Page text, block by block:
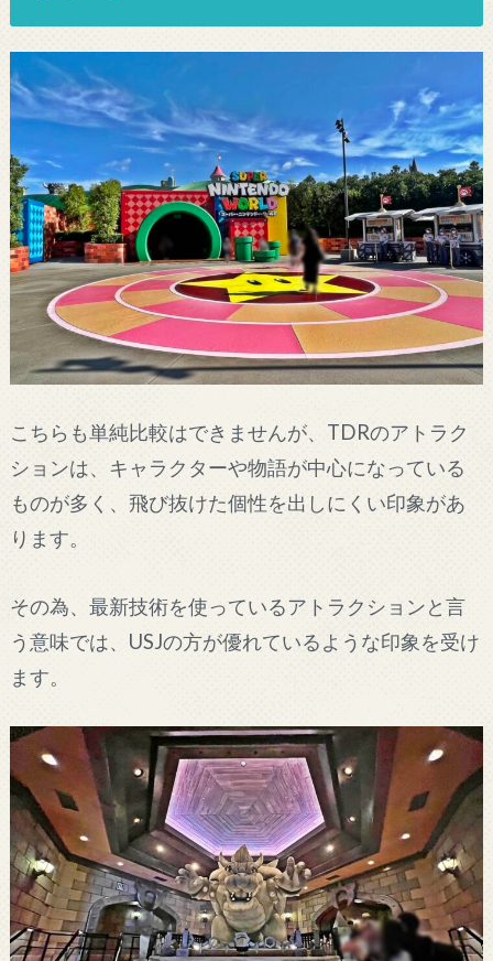
こちらも単純比較はできませんが、TDRのアトラク
ションは、キャラクターや物語が中心になっている
ものが多く、飛び抜けた個性を出しにくい印象があ
ります。
その為、最新技術を使っているアトラクションと言
う意味では、USJの方が優れているような印象を受け
ます。